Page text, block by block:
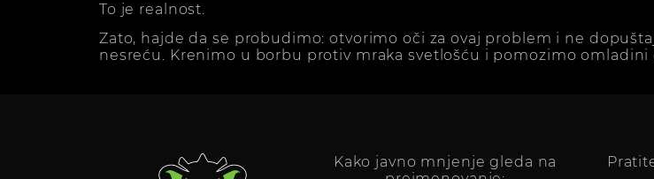
To je realnost.
Zato, hajde da se probudimo: otvorimo oči za ovaj problem i ne
nesreću. Krenimo u borbu protiv mraka svetlošću i pomozimo omladini
Kako javno mnjenje gleda na